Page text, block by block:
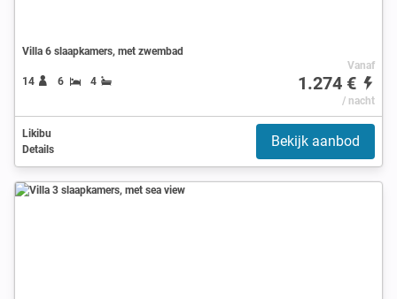
Villa 6 slaapkamers, met zwembad
14 6 4
Vanaf
1.274 €
/ nacht
Likibu
Details
Bekijk aanbod